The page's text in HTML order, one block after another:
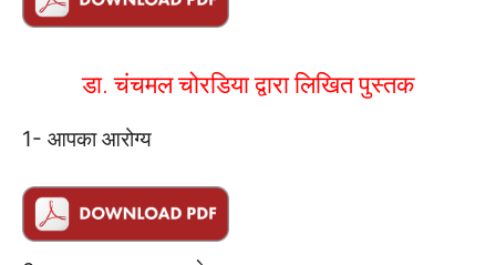
डा. चंचमल चोरडिया द्वारा लिखित पुस्तक
1- आपका आरोग्य